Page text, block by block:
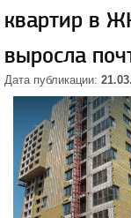
квартир в
выросла
Дата публикации: